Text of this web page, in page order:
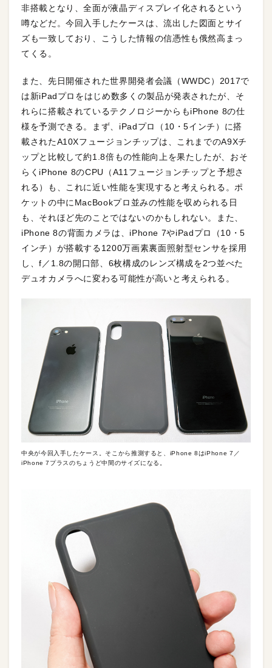
非搭載となり、全面が液晶ディスプレイ化されるという
噂などだ。今回入手したケースは、流出した図面とサイ
ズも一致しており、こうした情報の信憑性も俄然高まっ
てくる。
また、先日開催された世界開発者会議（WWDC）2017で
は新iPadプロをはじめ数多くの製品が発表されたが、そ
れらに搭載されているテクノロジーからもiPhone 8の仕
様を予測できる。まず、iPadプロ（10・5インチ）に搭
載されたA10Xフュージョンチップは、これまでのA9Xチ
ップと比較して約1.8倍もの性能向上を果たしたが、おそ
らくiPhone 8のCPU（A11フュージョンチップと予想さ
れる）も、これに近い性能を実現すると考えられる。ポ
ケットの中にMacBookプロ並みの性能を収められる日
も、それほど先のことではないのかもしれない。また、
iPhone 8の背面カメラは、iPhone 7やiPadプロ（10・5
インチ）が搭載する1200万画素裏面照射型センサを採用
し、f／1.8の開口部、6枚構成のレンズ構成を2つ並べた
デュオカメラへに変わる可能性が高いと考えられる。
中央が今回入手したケース。そこから推測すると、iPhone 8はiPhone 7／
iPhone 7プラスのちょうど中間のサイズになる。